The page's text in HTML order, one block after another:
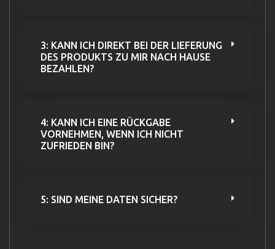
3: KANN ICH DIREKT BEI DER LIEFERUNG
DES PRODUKTS ZU MIR NACH HAUSE
BEZAHLEN?
4: KANN ICH EINE RÜCKGABE
VORNEHMEN, WENN ICH NICHT
ZUFRIEDEN BIN?
5: SIND MEINE DATEN SICHER?